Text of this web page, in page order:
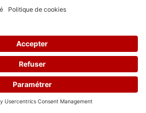
qui leur semblent justes.